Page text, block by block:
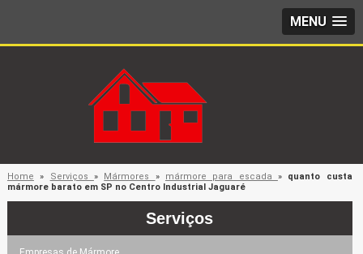
MENU
Home » Serviços » Mármores » mármore para escada » quanto custa
mármore barato em SP no Centro Industrial Jaguaré
Serviços